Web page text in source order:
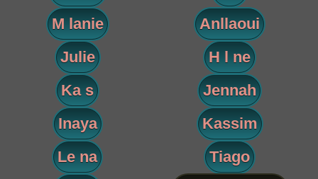
M lanie
Anllaoui
Julie
H l ne
Ka s
Jennah
Inaya
Kassim
Le na
Tiago